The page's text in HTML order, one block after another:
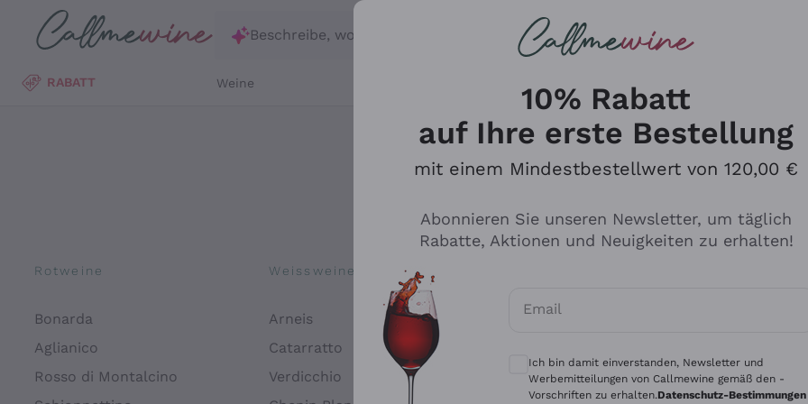
Zum Hauptinhalt springen
Beschreibe, wonach du suchst
RABATT Weine
Rotweine
Bonarda
Aglianico
Rosso di Montalcino
Weissweine
Arneis
Catarratto
Verdicchio
Tenuta San Leonardo
Alessandra Divella
Für
10% Rabatt
auf Ihre erste Bestellung
mit einem Mindestbestellwert von 120,00 €
Abonnieren Sie unseren Newsletter, um täglich
Rabatte, Aktionen und Neuigkeiten zu erhalten!
Email
Optionale Einwilligungen zum Erhalt von
Ich bin damit einverstanden, Newsletter und
Werbemitteilungen von Callmewine gemäß den -
Vorschriften zu erhalten.Datenschutz-Bestimmungen